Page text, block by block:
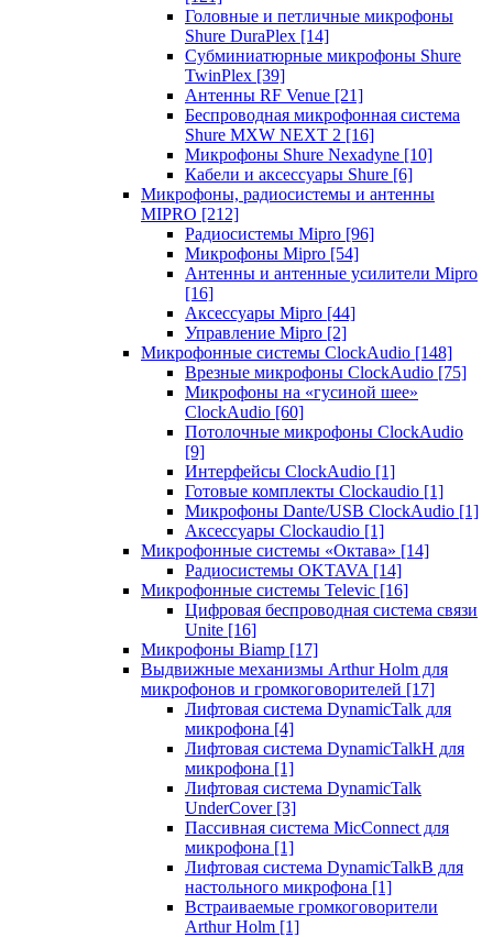
Головные и петличные микрофоны
Shure DuraPlex [14]
Субминиатюрные микрофоны Shure
TwinPlex [39]
Антенны RF Venue [21]
Беспроводная микрофонная система
Shure MXW NEXT 2 [16]
Микрофоны Shure Nexadyne [10]
Кабели и аксессуары Shure [6]
Микрофоны, радиосистемы и антенны
MIPRO [212]
Радиосистемы Mipro [96]
Микрофоны Mipro [54]
Антенны и антенные усилители Mipro
[16]
Аксессуары Mipro [44]
Управление Mipro [2]
Микрофонные системы ClockAudio [148]
Врезные микрофоны ClockAudio [75]
Микрофоны на «гусиной шее»
ClockAudio [60]
Потолочные микрофоны ClockAudio
[9]
Интерфейсы ClockAudio [1]
Готовые комплекты Clockaudio [1]
Микрофоны Dante/USB ClockAudio [1]
Аксессуары Clockaudio [1]
Микрофонные системы «Октава» [14]
Радиосистемы OKTAVA [14]
Микрофонные системы Televic [16]
Цифровая беспроводная система связи
Unite [16]
Микрофоны Biamp [17]
Выдвижные механизмы Arthur Holm для
микрофонов и громкоговорителей [17]
Лифтовая система DynamicTalk для
микрофона [4]
Лифтовая система DynamicTalkH для
микрофона [1]
Лифтовая система DynamicTalk
UnderCover [3]
Пассивная система MicConnect для
микрофона [1]
Лифтовая система DynamicTalkB для
настольного микрофона [1]
Встраиваемые громкоговорители
Arthur Holm [1]